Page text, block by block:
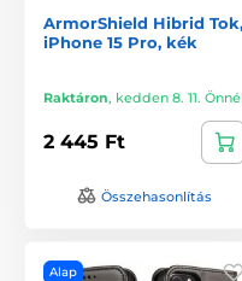
ArmorShield Hibrid Tok,
iPhone 15 Pro, kék
Raktáron, kedden 8. 11. Önnél
2 445 Ft
Összehasonlítás
Alap